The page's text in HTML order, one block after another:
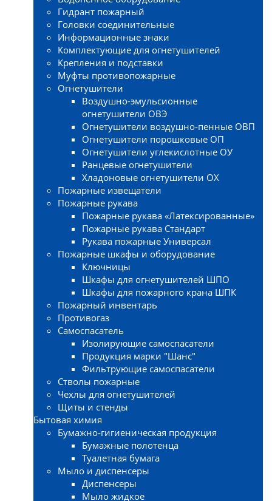
Гидрант пожарный
Головки соединительные
Информационные знаки
Комплектующие для огнетушителей
Крепления и подставки
Муфты противопожарные
Огнетушители
Воздушно-эмульсионные
огнетушители ОВЭ
Огнетушители воздушно-пенные ОВП
Огнетушители порошковые ОП
Огнетушители углекислотные ОУ
Ранцевые огнетушители
Хладоновые огнетушители ОХ
Пожарные извещатели
Пожарные рукава
Пожарные рукава «Латексированные»
Пожарные рукава Стандарт
Рукава пожарные Универсал
Пожарные шкафы и оборудование
Ключницы
Шкафы для огнетушителей ШПО
Шкафы для пожарного крана ШПК
Пожарный инвентарь
Противогаз
Самоспасатель
Изолирующие самоспасатели
Продукция марки "Шанс"
Фильтрующие самоспасатели
Стволы пожарные
Чехлы для огнетушителей
Щиты и стенды
Бытовая химия
Бумажно-гигиеническая продукция
Бумажные полотенца
Туалетная бумага
Мыло и диспенсеры
Диспенсеры
Мыло жидкое